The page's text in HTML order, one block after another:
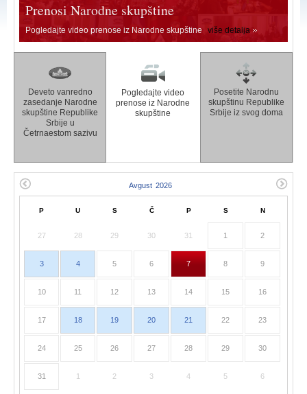
Prenosi Narodne skupštine
Pogledajte video prenose iz Narodne skupštine više detalja
Deveto vanredno
zasedanje Narodne
skupštine Republike
Srbije u
Četrnaestom sazivu
Pogledajte video
prenose iz Narodne
skupštine
Posetite Narodnu
skupštinu Republike
Srbije iz svog doma
P U S Č P S N
27 28 29 30 31 1 2
3 4 5 6 7 8 9
10 11 12 13 14 15 16
17 18 19 20 21 22 23
24 25 26 27 28 29 30
31 1 2 3 4 5 6